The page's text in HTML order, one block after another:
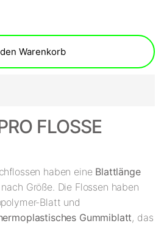
Warenkorb
FLOSSE
haben eine Blattlänge
Größe. Die Flossen haben
Blatt und
Gummiblatt, das